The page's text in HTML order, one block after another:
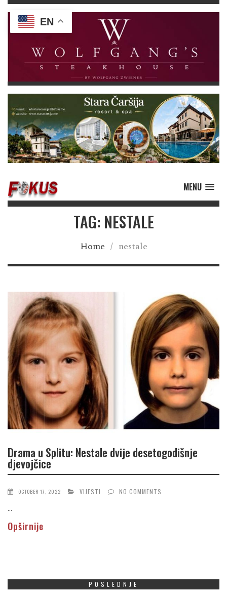
MENU
TAG: NESTALE
Home / nestale
Drama u Splitu: Nestale dvije desetogodišnje
djevojčice
OCTOBER 17, 2022 VIJESTI NO COMMENTS
...
Opširnije
POSLEDNJE
EN